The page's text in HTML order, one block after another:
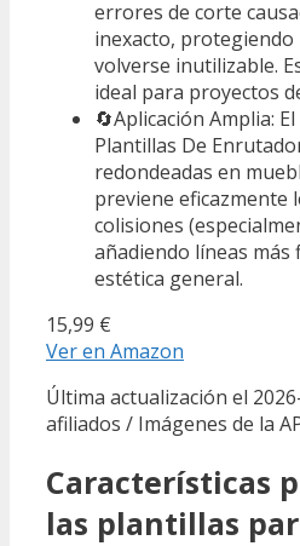
errores de corte
inexacto, protegiendo
volverse inutilizable.
ideal para proyectos
🔄Aplicación Amplia:
Plantillas De
redondeadas en
previene eficazmente
colisiones
añadiendo líneas más
estética general.
15,99 €
Ver en Amazon
Última actualización el
afiliados / Imágenes de la
Características
las plantillas